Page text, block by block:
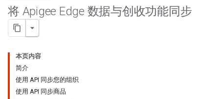
将 Apigee Edge 数据与创收功能同步
本页内容
简介
使用 API 同步您的组织
使用 API 同步商品